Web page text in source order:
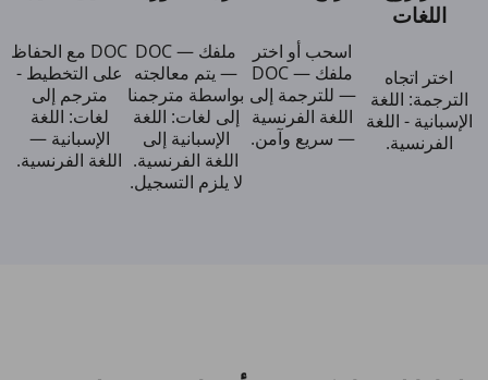
اللغات
اختر اتجاه
الترجمة: اللغة
الإسبانية - اللغة
الفرنسية.
اسحب أو اختر
ملفك — DOC
— للترجمة إلى
اللغة الفرنسية
— سريع وآمن.
ملفك — DOC
— يتم معالجته
بواسطة مترجمنا
إلى لغات: اللغة
الإسبانية إلى
اللغة الفرنسية.
لا يلزم التسجيل.
DOC مع الحفاظ
على التخطيط -
مترجم إلى
لغات: اللغة
الإسبانية —
اللغة الفرنسية.